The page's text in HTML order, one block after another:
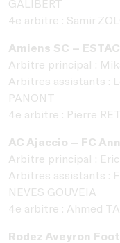
GALIBERT
4e arbitre : Samir
Amiens SC –
Arbitre principal :
Arbitres assistants :
PANONT
4e arbitre : Pierre
AC Ajaccio – FC
Arbitre principal :
Arbitres assistants :
NEVES GOUVEIA
4e arbitre : Ahmed
Rodez Aveyron